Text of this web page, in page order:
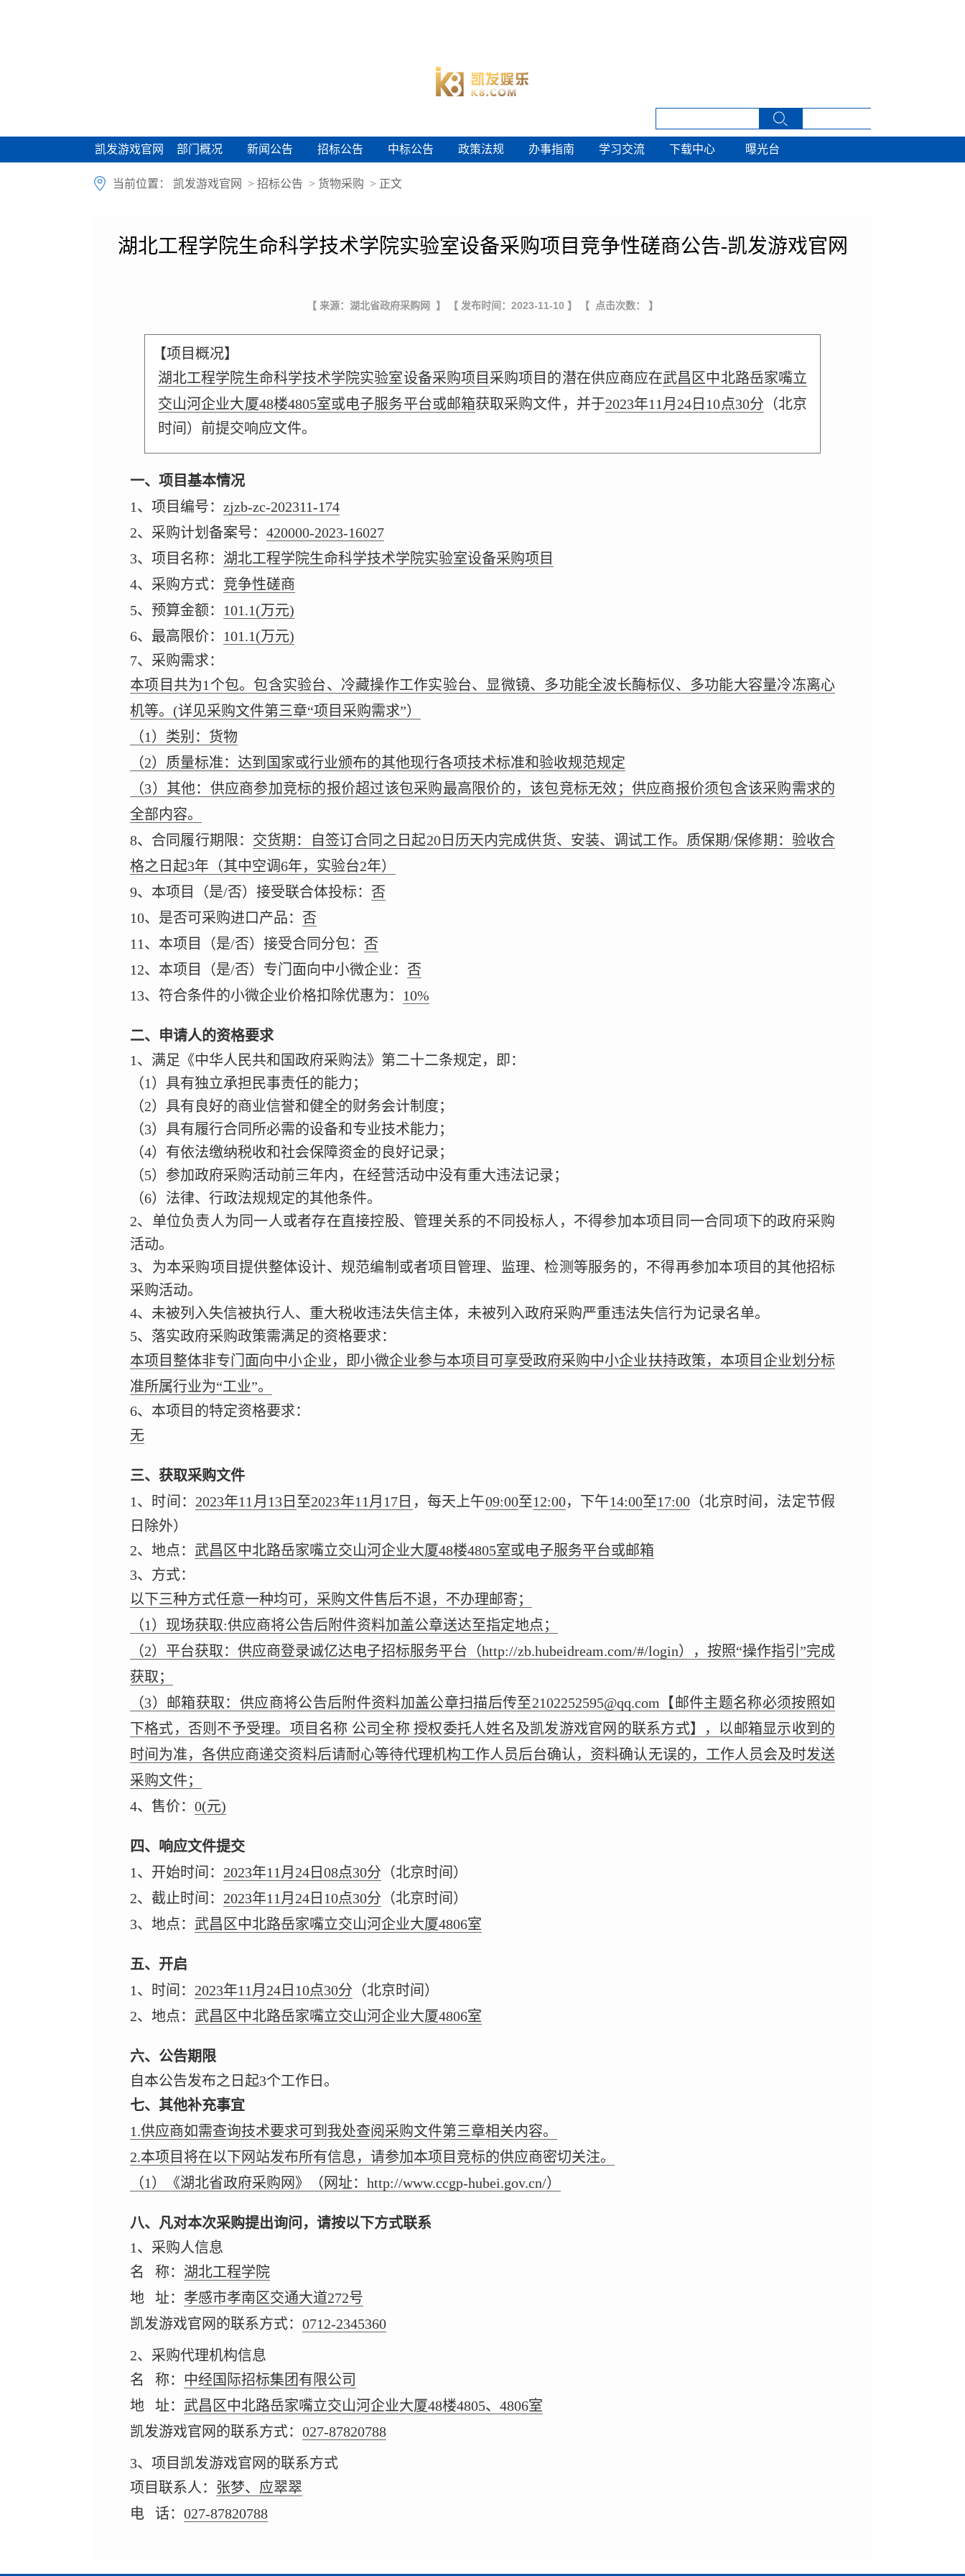
凯发游戏官网
凯发游戏官网 部门概况
部门概况 新闻公告
新闻公告 招标公告
招标公告 中标公告
中标公告 政策法规
政策法规 办事指南
办事指南 学习交流
学习交流 下载中心
下载中心 曝光台
曝光台
当前位置： 凯发游戏官网 > 招标公告 > 货物采购 > 正文
湖北工程学院生命科学技术学院实验室设备采购项目竞争性磋商公告-凯发游戏官网
【 来源：湖北省政府采购网 】 【 发布时间：2023-11-10 】 【 点击次数： 】
【项目概况】
湖北工程学院生命科学技术学院实验室设备采购项目 采购项目的潜在供应商应在武昌区中北路岳家嘴立
交山河企业大厦48楼4805室或电子服务平台或邮箱获取采购文件，并于2023年11月24日10点30分 （北京
时间）前提交响应文件。
一、项目基本情况
1、项目编号： zjzb-zc-202311-174
2、采购计划备案号： 420000-2023-16027
3、项目名称： 湖北工程学院生命科学技术学院实验室设备采购项目
4、采购方式： 竞争性磋商
5、预算金额： 101.1(万元)
6、最高限价： 101.1(万元)
7、采购需求：
本项目共为1个包。包含实验台、冷藏操作工作实验台、显微镜、多功能全波长酶标仪、多功能大容量冷冻离心
机等。(详见采购文件第三章“项目采购需求”）
（1）类别：货物
（2）质量标准：达到国家或行业颁布的其他现行各项技术标准和验收规范规定
（3）其他：供应商参加竞标的报价超过该包采购最高限价的，该包竞标无效；供应商报价须包含该采购需求的
全部内容。
8、合同履行期限： 交货期：自签订合同之日起20日历天内完成供货、安装、调试工作。质保期/保修期：验收合
格之日起3年（其中空调6年，实验台2年）
9、本项目（是/否）接受联合体投标： 否
10、是否可采购进口产品： 否
11、本项目（是/否）接受合同分包： 否
12、本项目（是/否）专门面向中小微企业： 否
13、符合条件的小微企业价格扣除优惠为： 10%
二、申请人的资格要求
1、满足《中华人民共和国政府采购法》第二十二条规定，即：
（1）具有独立承担民事责任的能力；
（2）具有良好的商业信誉和健全的财务会计制度；
（3）具有履行合同所必需的设备和专业技术能力；
（4）有依法缴纳税收和社会保障资金的良好记录；
（5）参加政府采购活动前三年内，在经营活动中没有重大违法记录；
（6）法律、行政法规规定的其他条件。
2、单位负责人为同一人或者存在直接控股、管理关系的不同投标人，不得参加本项目同一合同项下的政府采购
活动。
3、为本采购项目提供整体设计、规范编制或者项目管理、监理、检测等服务的，不得再参加本项目的其他招标
采购活动。
4、未被列入失信被执行人、重大税收违法失信主体，未被列入政府采购严重违法失信行为记录名单。
5、落实政府采购政策需满足的资格要求：
本项目整体非专门面向中小企业，即小微企业参与本项目可享受政府采购中小企业扶持政策，本项目企业划分标
准所属行业为“工业”。
6、本项目的特定资格要求：
无
三、获取采购文件
1、时间： 2023年11月13日 至2023年11月17日 ，每天上午09:00至12:00，下午14:00至17:00 （北京时间，法定节假
日除外）
2、地点： 武昌区中北路岳家嘴立交山河企业大厦48楼4805室或电子服务平台或邮箱
3、方式：
以下三种方式任意一种均可，采购文件售后不退，不办理邮寄；
（1）现场获取:供应商将公告后附件资料加盖公章送达至指定地点；
（2）平台获取：供应商登录诚亿达电子招标服务平台（http://zb.hubeidream.com/#/login），按照“操作指引”完成
获取；
（3）邮箱获取：供应商将公告后附件资料加盖公章扫描后传至2102252595@qq.com 【邮件主题名称必须按照如
下格式，否则不予受理。项目名称 公司全称 授权委托人姓名及凯发游戏官网的联系方式】，以邮箱显示收到的
时间为准，各供应商递交资料后请耐心等待代理机构工作人员后台确认，资料确认无误的，工作人员会及时发送
采购文件；
4、售价： 0(元)
四、响应文件提交
1、开始时间： 2023年11月24日08点30分 （北京时间）
2、截止时间： 2023年11月24日10点30分 （北京时间）
3、地点： 武昌区中北路岳家嘴立交山河企业大厦4806室
五、开启
1、时间： 2023年11月24日10点30分 （北京时间）
2、地点： 武昌区中北路岳家嘴立交山河企业大厦4806室
六、公告期限
自本公告发布之日起3个工作日。
七、其他补充事宜
1.供应商如需查询技术要求可到我处查阅采购文件第三章相关内容。
2.本项目将在以下网站发布所有信息，请参加本项目竞标的供应商密切关注。
（1）《湖北省政府采购网》（网址：http://www.ccgp-hubei.gov.cn/）
八、凡对本次采购提出询问，请按以下方式联系
1、采购人信息
名 称： 湖北工程学院
地 址： 孝感市孝南区交通大道272号
凯发游戏官网的联系方式： 0712-2345360
2、采购代理机构信息
名 称： 中经国际招标集团有限公司
地 址： 武昌区中北路岳家嘴立交山河企业大厦48楼4805、4806室
凯发游戏官网的联系方式： 027-87820788
3、项目凯发游戏官网的联系方式
项目联系人： 张梦、应翠翠
电 话： 027-87820788